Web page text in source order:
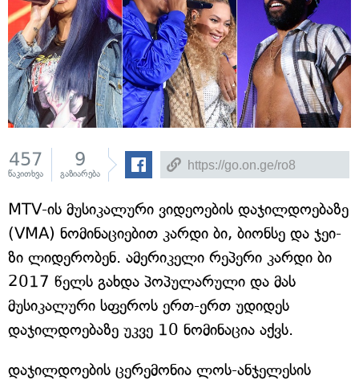
457
წაკითხვა
9
გაზიარება
MTV-ის მუსიკალური ვიდეოების დაჯილდოებაზე
(VMA) ნომინაციებით კარდი ბი, ბიონსე და ჯეი-
ზი ლიდერობენ. ამერიკელი რეპერი კარდი ბი
2017 წელს გახდა პოპულარული და მას
მუსიკალური სფეროს ერთ-ერთ უდიდეს
დაჯილდოებაზე უკვე 10 ნომინაცია აქვს.
დაჯილდოების ცერემონია ლოს-ანჯელესის